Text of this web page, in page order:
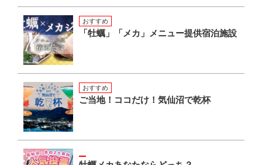
おすすめ
「牡蠣」「メカ」メニュー提供宿泊施設
おすすめ
ご当地！ココだけ！気仙沼で乾杯